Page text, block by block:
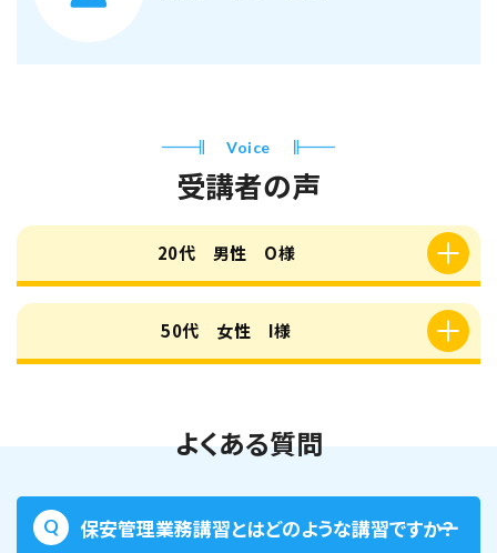
空席あり
2027年1月27日（水）
【オンライン】保安管理業務講習 1月27日開催
(オンライン視聴期間1月5日～1月26日)
東京校
2027年2月21日（日）
Voice
受講者の声
20代 男性 O様
50代 女性 I様
よくある質問
保安管理業務講習とはどのような講習ですか？